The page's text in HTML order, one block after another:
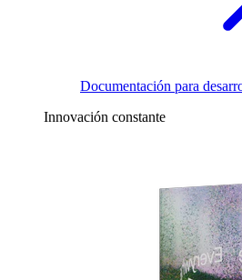
Documentación para
Innovación constante